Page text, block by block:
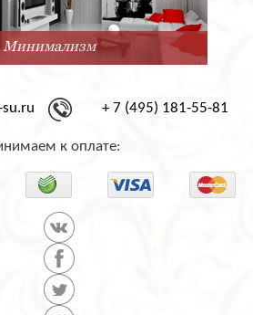
Минимализм
+ 7 (495) 181-55-81
к оплате: